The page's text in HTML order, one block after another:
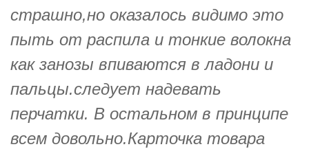
страшно,но оказалось видимо это
пыть от распила и тонкие волокна
как занозы впиваются в ладони и
пальцы.следует надевать
перчатки. В остальном в принципе
всем довольно.Карточка товара